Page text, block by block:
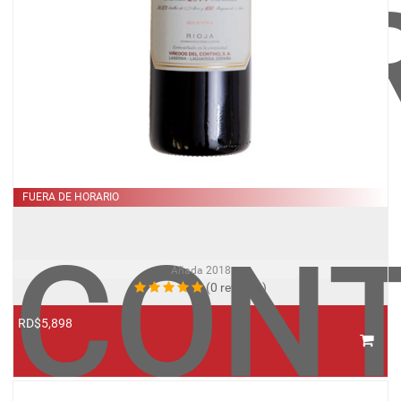
DEL
FUERA DE HORARIO
Añada 2018
(0 reviews)
RD$5,898